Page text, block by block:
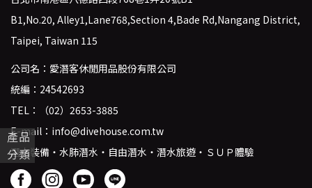
產品
分類
B1,No.20, Alley1,Lane768,Section 4,Bade Rd,Nangang District,
Taipei, Taiwan 115
公司名：愛潛客休閒用品股份有限公司
統編：24542693
TEL：
（02）2653-3885
E-mail： info@divehouse.com.tw
潛水裝備・水肺潛水・自由潛水・潛水旅遊・ＳＵＰ體驗